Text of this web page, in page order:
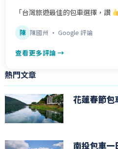
「台灣旅遊最佳的包車選擇，讚
陳 陳國州 · Google 評論
查看更多評論 →
熱門文章
花蓮春節包
南投包車一